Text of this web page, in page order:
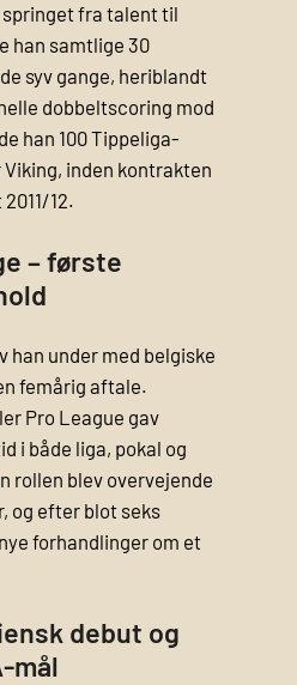
springet fra talent til
han samtlige 30
syv gange, heriblandt
dobbelt­scoring mod
han 100 Tippeliga-
Viking, inden kontrakten
12.
– første
han under med belgiske
femårig aftale.
Pro League gav
i både liga, pokal og
rollen blev overvejende
og efter blot seks
forhandlinger om et
debut og
mål